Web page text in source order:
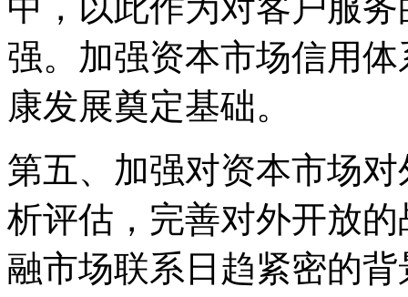
强。加强资本市场信用
康发展奠定基础。
第五、加强对资本市场
析评估，完善对外开放
融市场联系日趋紧密的